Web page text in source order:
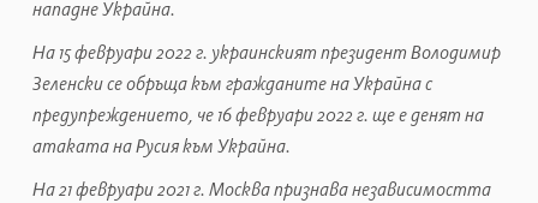
нападне Украйна.
На 15 февруари 2022 г. украинският президент Володимир
Зеленски се обръща към гражданите на Украйна с
предупреждението, че 16 февруари 2022 г. ще е денят на
атаката на Русия към Украйна.
На 21 февруари 2021 г. Москва признава независимостта